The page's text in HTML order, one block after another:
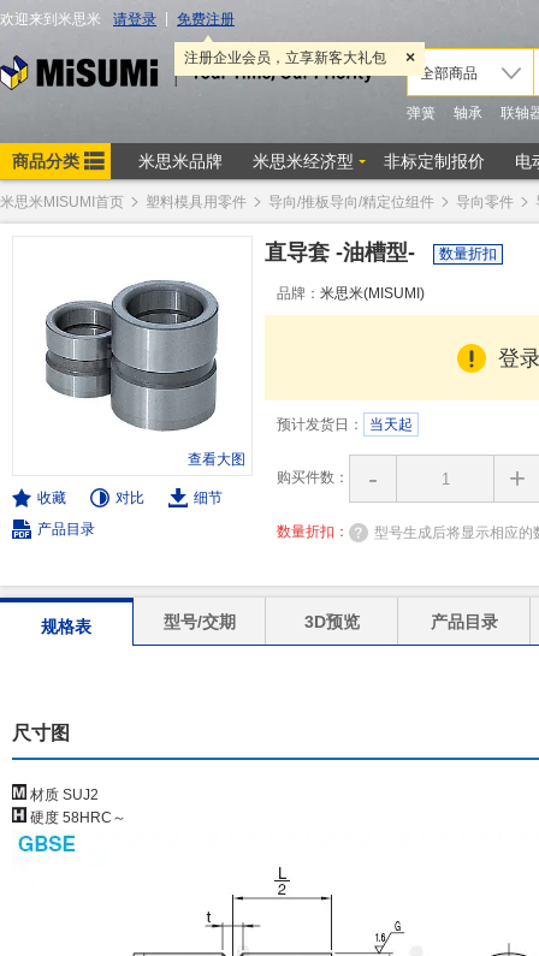
米思米MISUMI首页 塑料模具用零件 导向/推板导向/精定位组件 导向零件
查看大图
收藏 对比
细节
产品目录
直导套 -油槽型- 数量折扣
品牌： 米思米(MISUMI)
登
预计发货日： 当天起
购买件数： - +
数量折扣： 型号生成后将显示相应的
规格表 型号/交期 3D预览 产品目录
尺寸图
材质 SUJ2
硬度 58HRC～